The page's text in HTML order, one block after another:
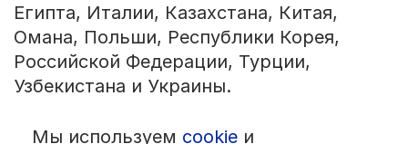
Египта, Италии, Казахстана, Китая,
Омана, Польши, Республики Корея,
Российской Федерации, Турции,
Узбекистана и Украины.
Мы используем cookieи